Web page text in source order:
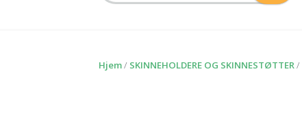
Hjem/ SKINNEHOLDERE OG SKINNESTØTTER /